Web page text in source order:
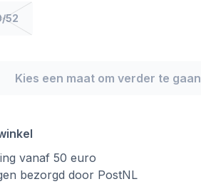
52
Kies een maat om verder te gaan
vanaf 50 euro
bezorgd door PostNL